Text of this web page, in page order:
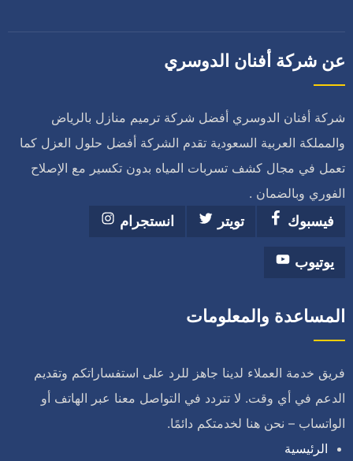
عن شركة أفنان الدوسري
شركة أفنان الدوسري أفضل شركة ترميم منازل بالرياض
والمملكة العربية السعودية تقدم الشركة أفضل حلول العزل كما
تعمل في مجال كشف تسربات المياه بدون تكسير مع الإصلاح
الفوري وبالضمان .
فيسبوك
تويتر انستجرام
يوتيوب
المساعدة والمعلومات
فريق خدمة العملاء لدينا جاهز للرد على استفساراتكم وتقديم
الدعم في أي وقت. لا تتردد في التواصل معنا عبر الهاتف أو
الواتساب – نحن هنا لخدمتكم دائمًا.
الرئيسية